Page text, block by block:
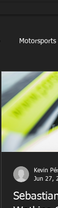
Motorsports
Kevin
Jun 27,